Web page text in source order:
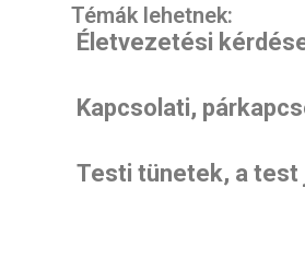
Témák lehetnek:
Életvezetési
Kapcsolati,
Testi tünetek, a